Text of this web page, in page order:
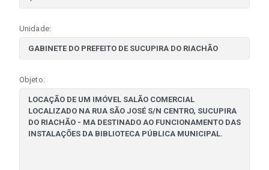
Unidade:
Objeto: